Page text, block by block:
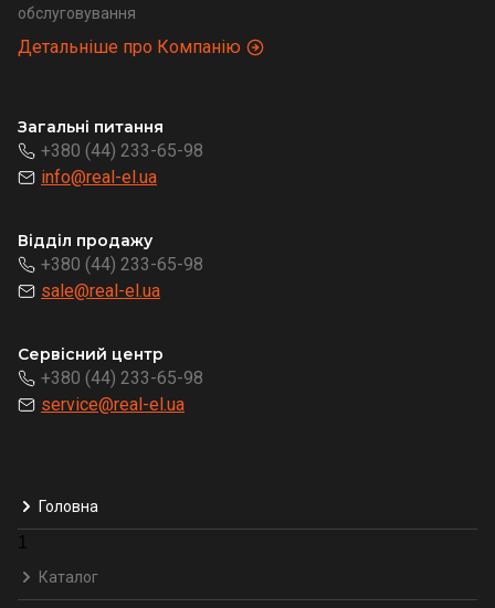
обслуговування
Детальніше про Компанію
Загальні питання
+380 (44) 233-65-98
info@real-el.ua
Відділ продажу
+380 (44) 233-65-98
sale@real-el.ua
Сервісний центр
+380 (44) 233-65-98
service@real-el.ua
Головна
1
Каталог